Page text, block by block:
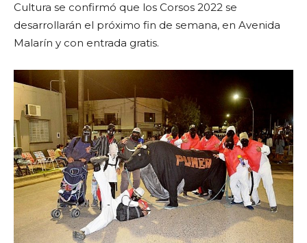
Cultura se confirmó que los Corsos 2022 se
desarrollarán el próximo fin de semana, en Avenida
Malarín y con entrada gratis.